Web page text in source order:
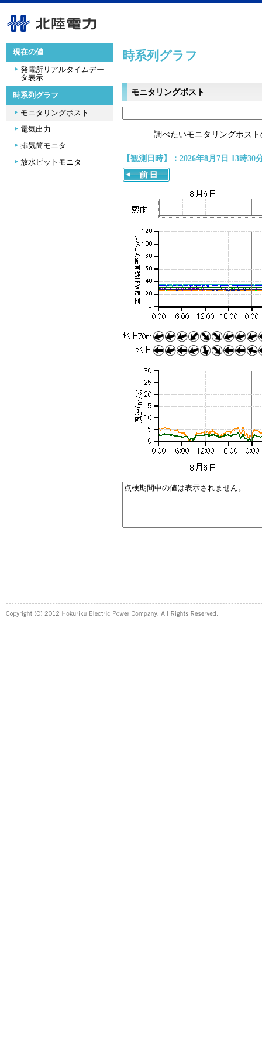
現在の値
発電所リアルタイムデー
タ表示
時系列グラフ
モニタリングポスト
電気出力
排気筒モニタ
放水ピットモニタ
時系列グラフ
モニタリングポスト
調べたいモニタリングポス
【観測日時】：2026年8月7日 13時30